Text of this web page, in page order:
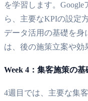
を学習します。
ら、主要なKPIの設定
データ活用の基礎を
は、後の施策立案や効
Week 4：集客施策の基
4週目では、主要な集